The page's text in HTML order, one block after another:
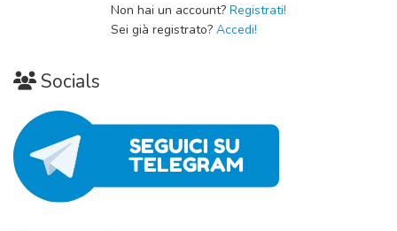
Non hai un account? Registrati!
Sei già registrato? Accedi!
Socials